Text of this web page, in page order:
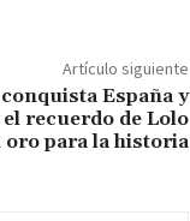
Artículo siguiente
España y
recuerdo de Lolo
oro para la historia